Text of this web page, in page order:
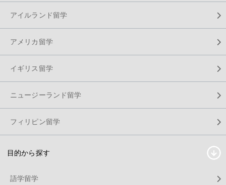
アイルランド留学
アメリカ留学
イギリス留学
ニュージーランド留学
フィリピン留学
目的から探す
語学留学